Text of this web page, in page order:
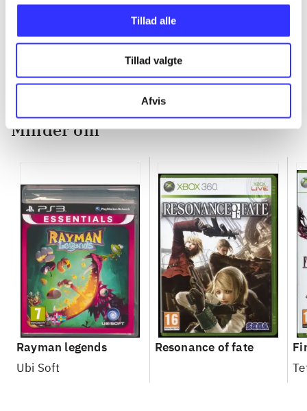
Tillad alle
Tillad valgte
Afvis
Minder om
Rayman legends
Ubi Soft
Resonance of fate